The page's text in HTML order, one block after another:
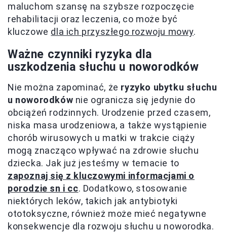
maluchom szansę na szybsze rozpoczęcie
rehabilitacji oraz leczenia, co może być
kluczowe dla ich przyszłego rozwoju mowy.
Ważne czynniki ryzyka dla
uszkodzenia słuchu u noworodków
Nie można zapominać, że ryzyko ubytku słuchu
u noworodków nie ogranicza się jedynie do
obciążeń rodzinnych. Urodzenie przed czasem,
niska masa urodzeniowa, a także wystąpienie
chorób wirusowych u matki w trakcie ciąży
mogą znacząco wpływać na zdrowie słuchu
dziecka. Jak już jesteśmy w temacie to
zapoznaj się z kluczowymi informacjami o
porodzie sn i cc. Dodatkowo, stosowanie
niektórych leków, takich jak antybiotyki
ototoksyczne, również może mieć negatywne
konsekwencje dla rozwoju słuchu u noworodka.